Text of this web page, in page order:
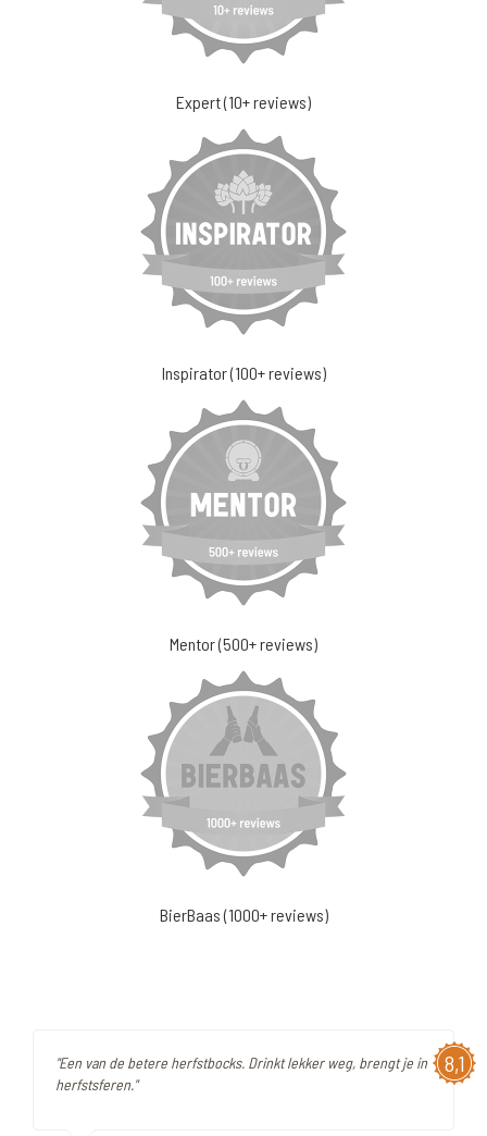
Expert (10+ reviews)
Inspirator (100+ reviews)
Mentor (500+ reviews)
BierBaas (1000+ reviews)
8,1
"Een van de betere herfstbocks. Drinkt lekker weg, brengt je in
herfstsferen."